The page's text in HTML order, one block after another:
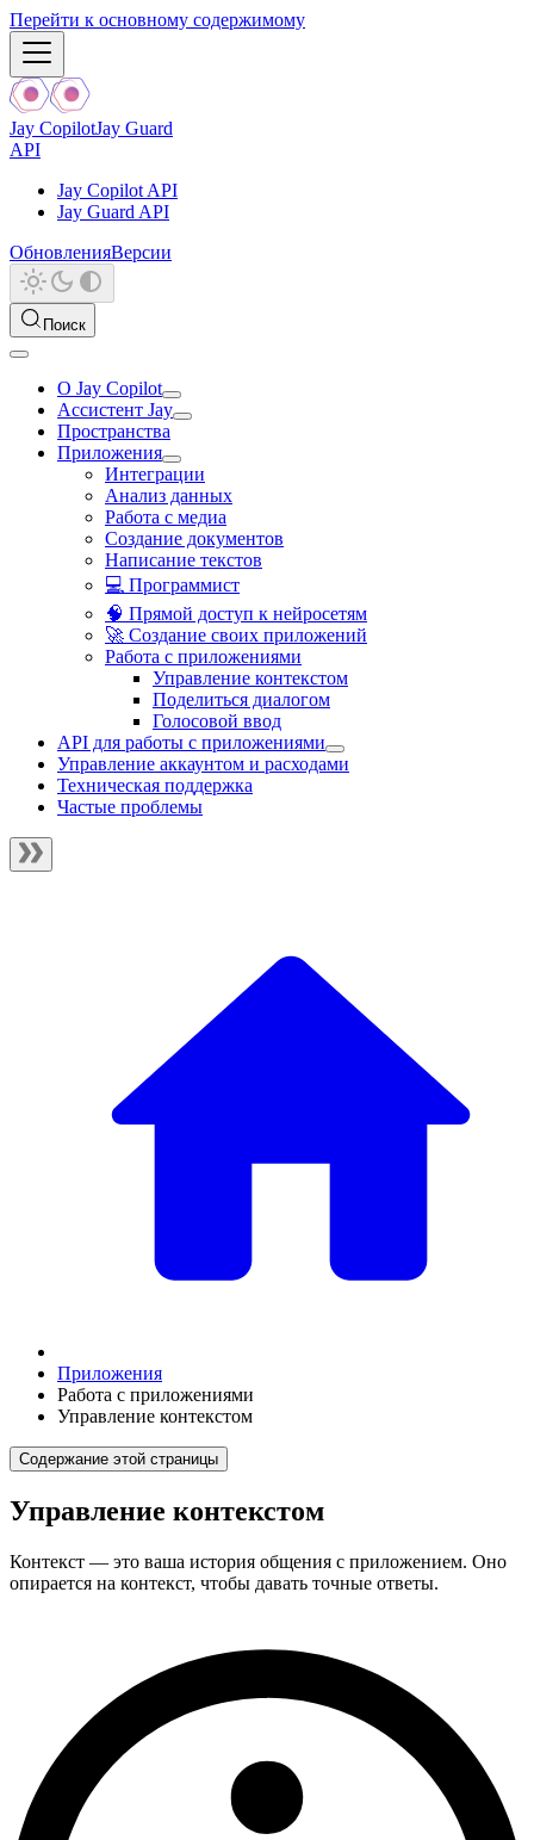
Перейти к основному содержимому
Jay CopilotJay Guard
API
Jay Copilot API
Jay Guard API
ОбновленияВерсии
Поиск
О Jay Copilot
Ассистент Jay
Пространства
Приложения
Интеграции
Анализ данных
Работа с медиа
Создание документов
Написание текстов
💻 Программист
🧠 Прямой доступ к нейросетям
🚀 Создание своих приложений
Работа с приложениями
Управление контекстом
Поделиться диалогом
Голосовой ввод
API для работы с приложениями
Управление аккаунтом и расходами
Техническая поддержка
Частые проблемы
Приложения
Работа с приложениями
Управление контекстом
Содержание этой страницы
Управление контекстом
Контекст — это ваша история общения с приложением. Оно
опирается на контекст, чтобы давать точные ответы.